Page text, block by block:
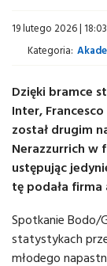
19 lutego 2026 | 18:03
Kategoria:
Dzięki bramce
Inter,
został drugim
Nerazzurrich w
ustępując
tę podała
Spotkanie Bodo/
statystykach
młodego